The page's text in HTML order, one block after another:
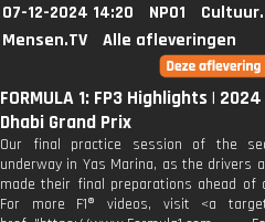
07-12-2024 14:20 NPO1
Mensen.TV
Alle afleveringen
FORMULA 1: FP3 Highlights |
Dhabi Grand Prix
Our final practice session of the
underway in Yas Marina, as the drivers
made their final preparations ahead of
For more F1® videos, visit <a